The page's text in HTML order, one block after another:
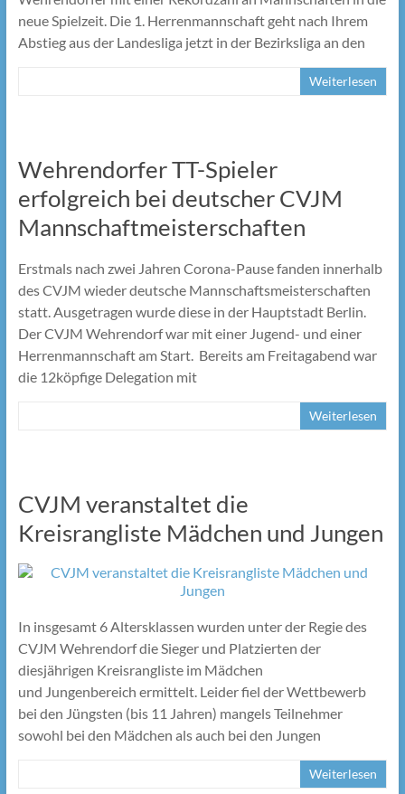
neue Spielzeit. Die 1. Herrenmannschaft geht nach Ihrem
Abstieg aus der Landesliga jetzt in der Bezirksliga an den
Weiterlesen
Wehrendorfer TT-Spieler
erfolgreich bei deutscher CVJM
Mannschaftmeisterschaften
Erstmals nach zwei Jahren Corona-Pause fanden innerhalb
des CVJM wieder deutsche Mannschaftsmeisterschaften
statt. Ausgetragen wurde diese in der Hauptstadt Berlin.
Der CVJM Wehrendorf war mit einer Jugend- und einer
Herrenmannschaft am Start. Bereits am Freitagabend war
die 12köpfige Delegation mit
Weiterlesen
CVJM veranstaltet die
Kreisrangliste Mädchen und Jungen
In insgesamt 6 Altersklassen wurden unter der Regie des
CVJM Wehrendorf die Sieger und Platzierten der
diesjährigen Kreisrangliste im Mädchen
und Jungenbereich ermittelt. Leider fiel der Wettbewerb
bei den Jüngsten (bis 11 Jahren) mangels Teilnehmer
sowohl bei den Mädchen als auch bei den Jungen
Weiterlesen